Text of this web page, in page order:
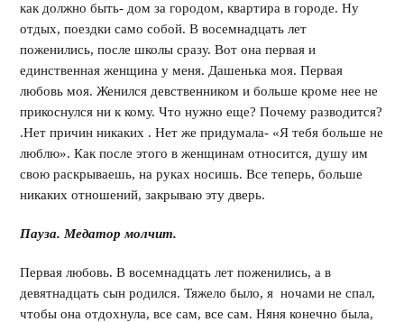
как должно быть- дом за городом, квартира в городе. Ну
отдых, поездки само собой. В восемнадцать лет
поженились, после школы сразу. Вот она первая и
единственная женщина у меня. Дашенька моя. Первая
любовь моя. Женился девственником и больше кроме нее не
прикоснулся ни к кому. Что нужно еще? Почему разводится?
.Нет причин никаких . Нет же придумала- «Я тебя больше не
люблю». Как после этого в женщинам относится, душу им
свою раскрываешь, на руках носишь. Все теперь, больше
никаких отношений, закрываю эту дверь.
Пауза. Медатор молчит.
Первая любовь. В восемнадцать лет поженились, а в
девятнадцать сын родился. Тяжело было, я ночами не спал,
чтобы она отдохнула, все сам, все сам. Няня конечно была,